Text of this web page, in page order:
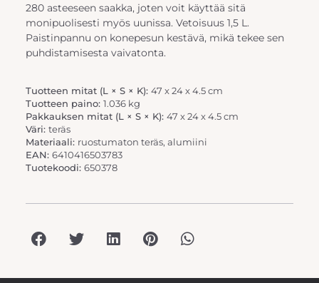
280 asteeseen saakka, joten voit käyttää sitä
monipuolisesti myös uunissa. Vetoisuus 1,5 L.
Paistinpannu on konepesun kestävä, mikä tekee sen
puhdistamisesta vaivatonta.
Tuotteen mitat (L × S × K): 47 x 24 x 4.5 cm
Tuotteen paino: 1.036 kg
Pakkauksen mitat (L × S × K): 47 x 24 x 4.5 cm
Väri: teräs
Materiaali: ruostumaton teräs, alumiini
EAN: 6410416503783
Tuotekoodi: 650378